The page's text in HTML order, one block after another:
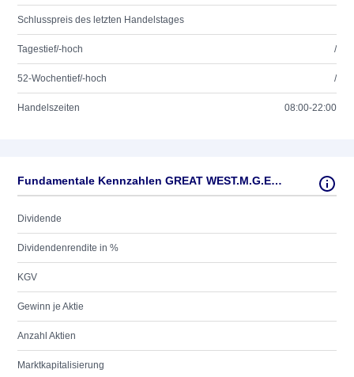
Schlusspreis des letzten Handelstages
Tagestief/-hoch /
52-Wochentief/-hoch /
Handelszeiten 08:00-22:00
Fundamentale Kennzahlen GREAT WEST.M.G.EO-,0001
Dividende
Dividendenrendite in %
KGV
Gewinn je Aktie
Anzahl Aktien
Marktkapitalisierung